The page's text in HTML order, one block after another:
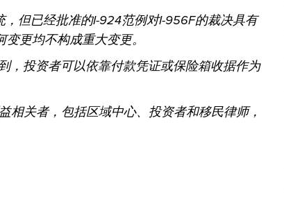
但已经批准的I-924范例对I-956F的裁决具有
更均不构成重大变更。
，投资者可以依靠付款凭证或保险箱收据作为
相关者，包括区域中心、投资者和移民律师，